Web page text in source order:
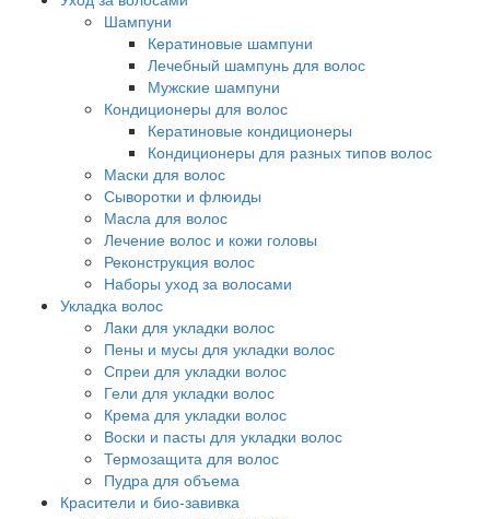
Шампуни
Кератиновые шампуни
Лечебный шампунь для волос
Мужские шампуни
Кондиционеры для волос
Кератиновые кондиционеры
Кондиционеры для разных типов волос
Маски для волос
Сыворотки и флюиды
Масла для волос
Лечение волос и кожи головы
Реконструкция волос
Наборы уход за волосами
Укладка волос
Лаки для укладки волос
Пены и мусы для укладки волос
Спреи для укладки волос
Гели для укладки волос
Крема для укладки волос
Воски и пасты для укладки волос
Термозащита для волос
Пудра для объема
Красители и био-завивка